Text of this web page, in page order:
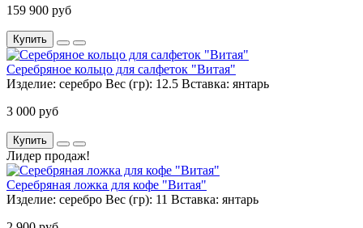
159 900 руб
Купить
Серебряное кольцо для салфеток "Витая"
Изделие: серебро Вес (гр): 12.5 Вставка: янтарь
3 000 руб
Купить
Лидер продаж!
Серебряная ложка для кофе "Витая"
Изделие: серебро Вес (гр): 11 Вставка: янтарь